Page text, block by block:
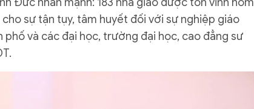
sự tận tụy, tâm huyết đối với sự nghiệp giáo
và các đại học, trường đại học, cao đẳng sư